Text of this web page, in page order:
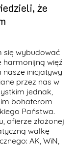
że
się wybudować
harmonijną więź
nasze inicjatywy
przez nas w
jednak,
bohaterom
Państwa.
ofierze złożonej
walkę
AK, WiN,